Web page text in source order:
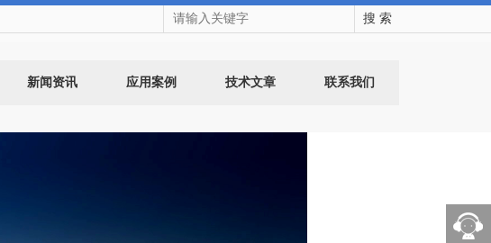
搜 索
新闻资讯 应用案例 技术文章 联系我们